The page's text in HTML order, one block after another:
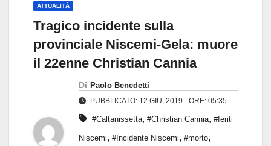
ATTUALITÀ
Tragico incidente sulla
provinciale Niscemi-Gela: muore
il 22enne Christian Cannia
Di Paolo Benedetti
PUBBLICATO: 12 GIU, 2019 - ORE: 05:35
#Caltanissetta, #Christian Cannia, #feriti
Niscemi, #Incidente Niscemi, #morto,